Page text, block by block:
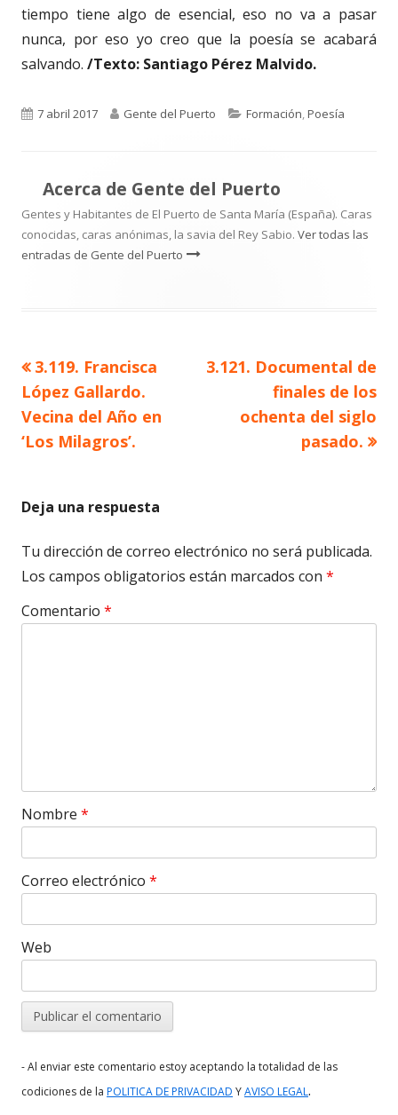
tiempo tiene algo de esencial, eso no va a pasar
nunca, por eso yo creo que la poesía se acabará
salvando. /Texto: Santiago Pérez Malvido.
Publicado
7 abril 2017 Autor
Gente del Puerto Categorías
Formación,Poesía
Acerca de Gente del Puerto
Gentes y Habitantes de El Puerto de Santa María (España). Caras
conocidas, caras anónimas, la savia del Rey Sabio. Ver todas las
entradas de Gente del Puerto
Navegación
de
entradas
Artículo
anterior
3.119. Francisca
López Gallardo.
Vecina del Año en
‘Los Milagros’.
Artículo
siguiente
3.121. Documental de
finales de los
ochenta del siglo
pasado.
Deja una respuesta
Tu dirección de correo electrónico no será publicada.
Los campos obligatorios están marcados con *
Comentario *
Nombre *
Correo electrónico *
Web
- Al enviar este comentario estoy aceptando la totalidad de las
codiciones de la POLITICA DE PRIVACIDAD YAVISO LEGAL.